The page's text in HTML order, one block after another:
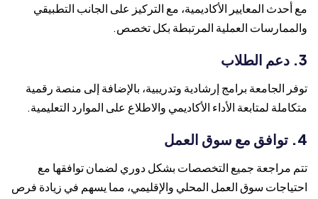
مع أحدث المعايير الأكاديمية، مع التركيز على الجانب التطبيقي
والممارسات العملية المرتبطة بكل تخصص.
3. دعم الطلاب
توفر الجامعة برامج إرشادية وتدريبية، بالإضافة إلى منصة رقمية
متكاملة لمتابعة الأداء الأكاديمي والاطلاع على الموارد التعليمية.
4. توافق مع سوق العمل
تتم مراجعة جميع التخصصات بشكل دوري لضمان توافقها مع
احتياجات سوق العمل المحلي والإقليمي، مما يسهم في زيادة فرص